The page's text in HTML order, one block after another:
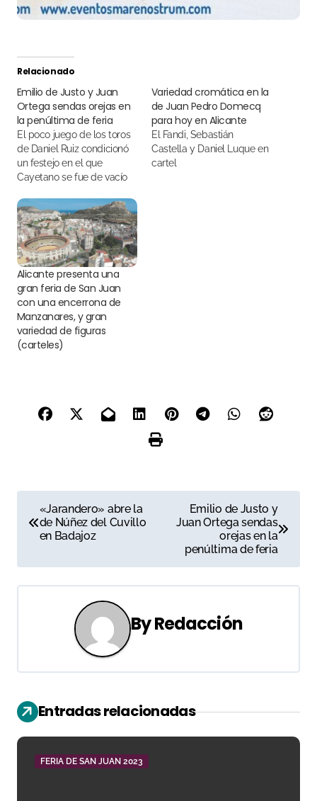
Relacionado
Emilio de Justo y Juan
Ortega sendas orejas en
la penúltima de feria
El poco juego de los toros
de Daniel Ruiz condicionó
un festejo en el que
Cayetano se fue de vacío
Variedad cromática en la
de Juan Pedro Domecq
para hoy en Alicante
El Fandi, Sebastián
Castella y Daniel Luque en
cartel
Alicante presenta una
gran feria de San Juan
con una encerrona de
Manzanares, y gran
variedad de figuras
(carteles)
a
v
e
c
i
ó
«Jarandero» abre la
de Núñez del Cuvillo
en Badajoz
Emilio de Justo y
Juan Ortega sendas
orejas en la
penúltima de feria
ByRedacción
Entradas relacionadas
FERIA DE SAN JUAN 2023